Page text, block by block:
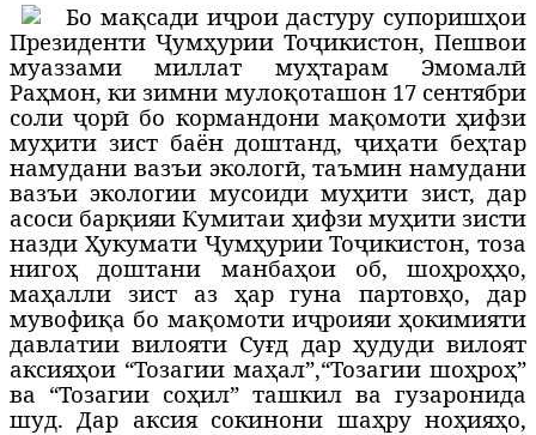
Бо мақсади иҷрои дастуру супоришҳои
Президенти Ҷумҳурии Тоҷикистон, Пешвои
муаззами миллат муҳтарам Эмомалӣ
Раҳмон, ки зимни мулоқоташон 17 сентябри
соли ҷорӣ бо кормандони мақомоти ҳифзи
муҳити зист баён доштанд, ҷиҳати беҳтар
намудани вазъи экологӣ, таъмин намудани
вазъи экологии мусоиди муҳити зист, дар
асоси барқияи Кумитаи ҳифзи муҳити зисти
назди Ҳукумати Ҷумҳурии Тоҷикистон, тоза
нигоҳ доштани манбаҳои об, шоҳроҳҳо,
маҳалли зист аз ҳар гуна партовҳо, дар
мувофиқа бо мақомоти иҷроияи ҳокимияти
давлатии вилояти Суғд дар ҳудуди вилоят
аксияҳои “Тозагии маҳал”,“Тозагии шоҳроҳ”
ва “Тозагии соҳил” ташкил ва гузаронида
шуд. Дар аксия сокинони шаҳру ноҳияҳо,